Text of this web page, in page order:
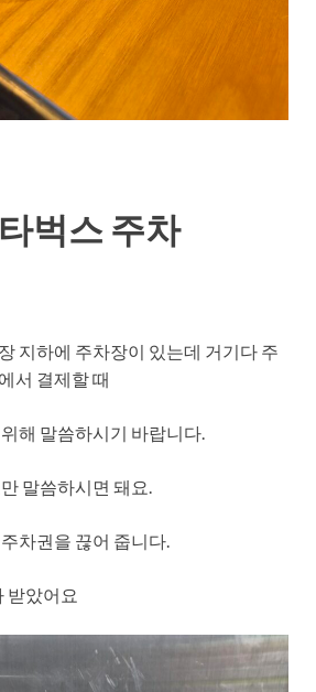
벅스 주차
지하에 주차장이 있는데 거기다 주
서 결제할 때
해 말씀하시기 바랍니다.
말씀하시면 돼요.
차권을 끊어 줍니다.
받았어요